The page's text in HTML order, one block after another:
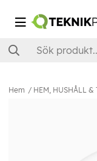
Hem HEM, HUSHÅLL &